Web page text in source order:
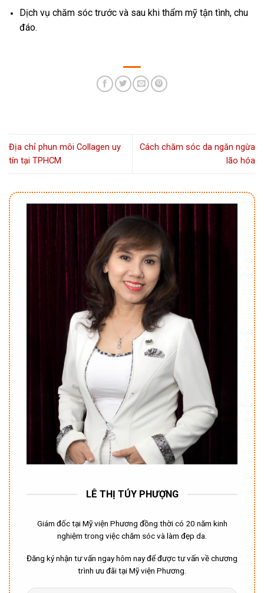
Dịch vụ chăm sóc trước và sau khi thẩm mỹ tận tình, chu
đáo.
Địa chỉ phun môi Collagen uy
tín tại TPHCM
Cách chăm sóc da ngăn ngừa
lão hóa
LÊ THỊ TÚY PHƯỢNG
Giám đốc tại Mỹ viện Phương đồng thời có 20 năm kinh
nghiệm trong việc chăm sóc và làm đẹp da.
Đăng ký nhận tư vấn ngay hôm nay để được tư vấn về chương
trình ưu đãi tại Mỹ viện Phương.